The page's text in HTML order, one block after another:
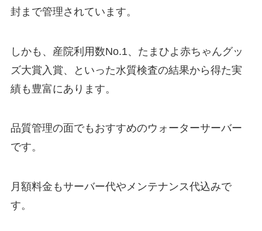
封まで管理されています。
しかも、産院利用数No.1、たまひよ赤ちゃんグッ
ズ大賞入賞、といった水質検査の結果から得た実
績も豊富にあります。
品質管理の面でもおすすめのウォーターサーバー
です。
月額料金もサーバー代やメンテナンス代込みで
す。